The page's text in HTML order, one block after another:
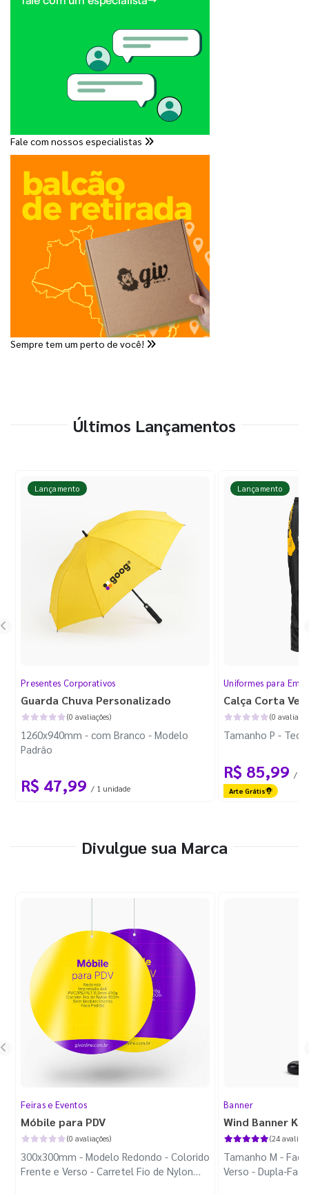
Fale com nossos especialistas
Sempre tem um perto de você!
Últimos Lançamentos
Lançamento
Presentes Corporativos
Guarda Chuva Personalizado
(0 avaliações)
1260x940mm - com Branco - Modelo
Padrão
R$ 47,99 / 1 unidade
Lançamento
Uniformes para
Calça Corta
(0
Tamanho P -
R$ 85,99 / 1
Arte Grátis
Divulgue sua Marca
Feiras e Eventos
Móbile para PDV
(0 avaliações)
300x300mm - Modelo Redondo - Colorido
Frente e Verso - Carretel Fio de Nylon
Banner
Wind Banner
(24
Tamanho M -
Verso - Dupla-